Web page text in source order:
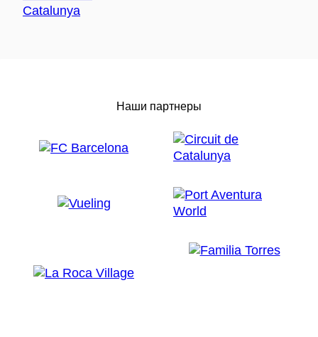
Наши партнеры